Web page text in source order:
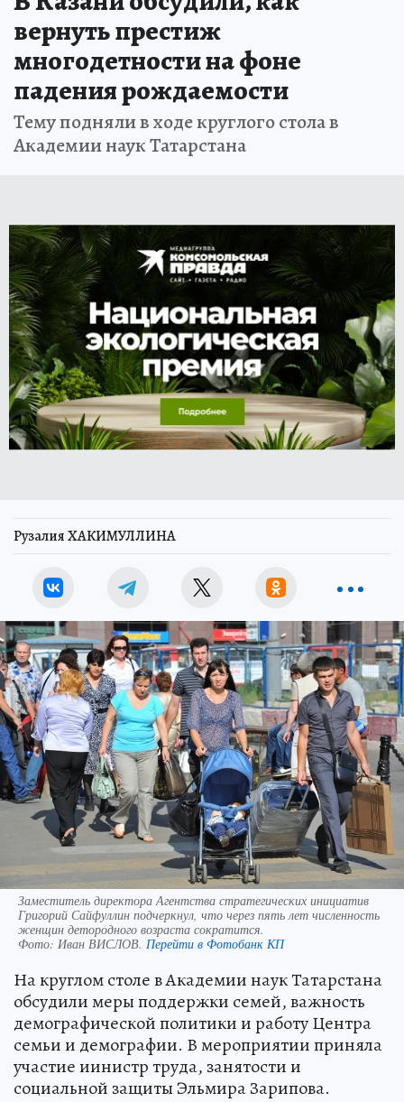
вернуть престиж
многодетности на фоне
падения рождаемости
Тему подняли в ходе круглого стола в
Академии наук Татарстана
Рузалия ХАКИМУЛЛИНА
Заместитель директора Агентства стратегических инициатив
Григорий Сайфуллин подчеркнул, что через пять лет численность
женщин детородного возраста сократится.
Фото: Иван ВИСЛОВ. Перейти в Фотобанк КП
На круглом столе в Академии наук Татарстана
обсудили меры поддержки семей, важность
демографической политики и работу Центра
семьи и демографии. В мероприятии приняла
участие иинистр труда, занятости и
социальной защиты Эльмира Зарипова.